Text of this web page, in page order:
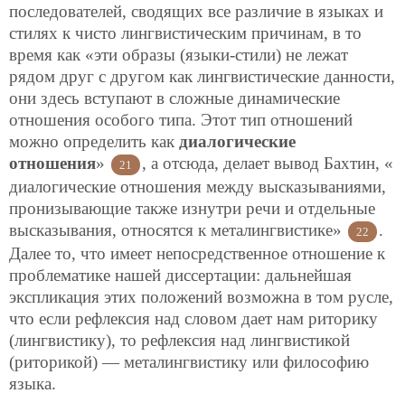
последователей, сводящих все различие в языках и
стилях к чисто лингвистическим причинам, в то
время как «эти образы (языки-стили) не лежат
рядом друг с другом как лингвистические данности,
они здесь вступают в сложные динамические
отношения особого типа. Этот тип отношений
можно определить как диалогические
отношения» 21
, а отсюда, делает вывод Бахтин, «
диалогические отношения между высказываниями,
пронизывающие также изнутри речи и отдельные
высказывания, относятся к металингвистике»
22
.
Далее то, что имеет непосредственное отношение к
проблематике нашей диссертации: дальнейшая
экспликация этих положений возможна в том русле,
что если рефлексия над словом дает нам риторику
(лингвистику), то рефлексия над лингвистикой
(риторикой) — металингвистику или философию
языка.